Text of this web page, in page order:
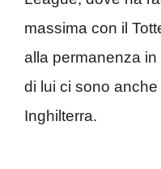
massima con il
alla permanenza
di lui ci sono
Inghilterra.